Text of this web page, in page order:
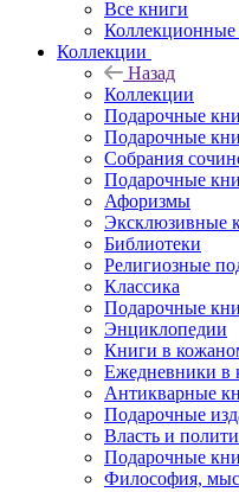
Все книги
Коллекционные
Коллекции
Назад
Коллекции
Подарочные
Подарочные
Собрания
Подарочные
Афоризмы
Эксклюзивные
Библиотеки
Религиозные
Классика
Подарочные
Энциклопедии
Книги в
Ежедневники в
Антикварные
Подарочные
Власть и
Подарочные
Философия,